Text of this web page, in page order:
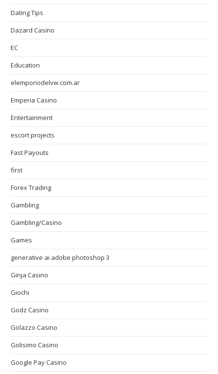
Dating Tips
Dazard Casino
EC
Education
elemporiodelvw.com.ar
Emperia Casino
Entertainment
escort projects
Fast Payouts
first
Forex Trading
Gambling
Gambling/Casino
Games
generative ai adobe photoshop 3
Ginja Casino
Giochi
Godz Casino
Golazzo Casino
Golisimo Casino
Google Pay Casino